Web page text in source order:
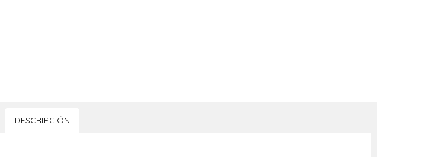
DESCRIPCIÓN